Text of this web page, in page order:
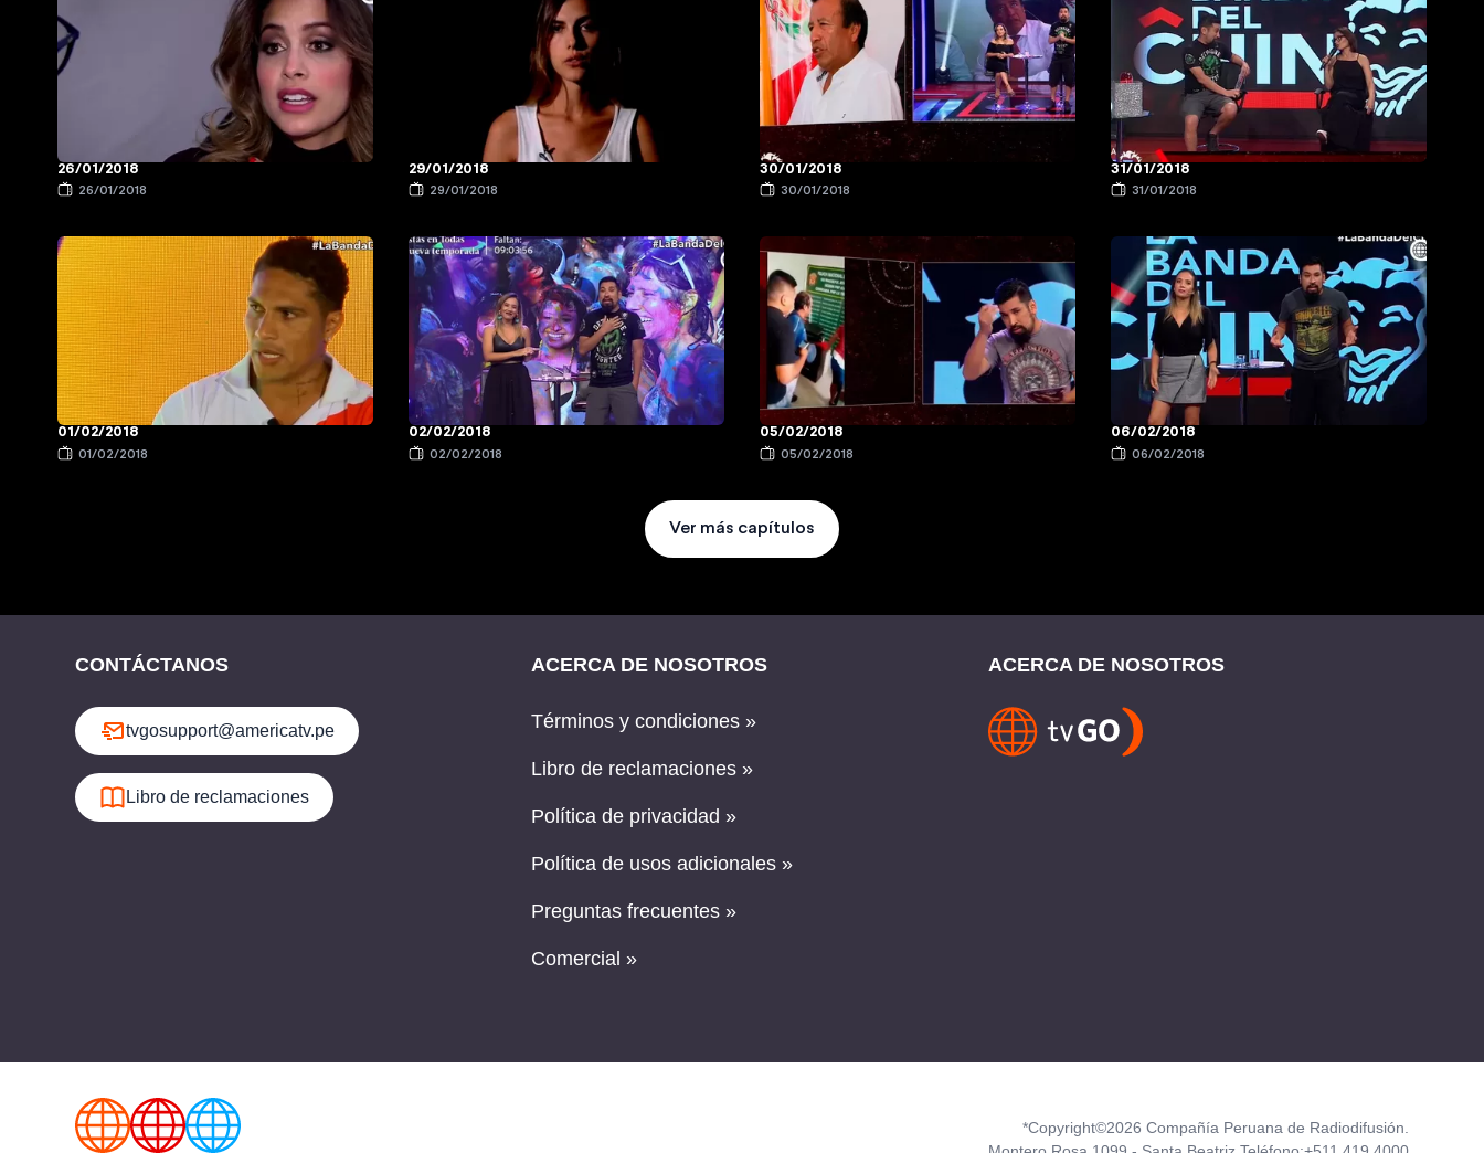
26/01/2018
26/01/2018
29/01/2018
29/01/2018
30/01/2018
30/01/2018
31/01/2018
31/01/2018
01/02/2018
01/02/2018
02/02/2018
02/02/2018
05/02/2018
05/02/2018
06/02/2018
06/02/2018
Ver más capítulos
CONTÁCTANOS
tvgosupport@americatv.pe
Libro de reclamaciones
ACERCA DE NOSOTROS
Términos y condiciones »
Libro de reclamaciones »
Política de privacidad »
Política de usos adicionales »
Preguntas frecuentes »
Comercial »
ACERCA DE NOSOTROS
*Copyright©2026 Compañía Peruana de Radiodifusión.